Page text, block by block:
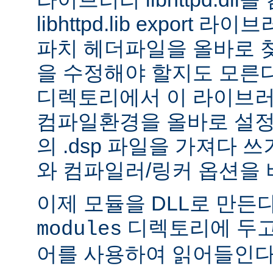
libhttpd.lib export 라이브
파치 헤더파일을 올바로
을 수정해야 할지도 모른
디렉토리에서 이 라이브
컴파일환경을 올바로 설
의 .dsp 파일을 가져다 쓰
와 컴파일러/링커 옵션을
이제 모듈을 DLL로 만든
modules 디렉토리에 두
어를 사용하여 읽어들인